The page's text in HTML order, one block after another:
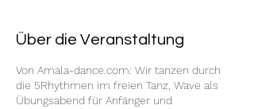
Über die Veranstaltung
Von Amala-dance.com: Wir tanzen durch
die 5Rhythmen im freien Tanz, Wave als
Übungsabend für Anfänger und